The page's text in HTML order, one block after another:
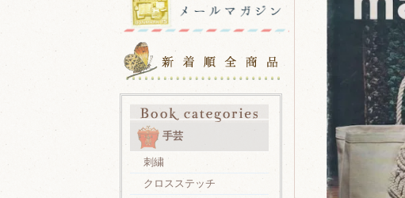
手芸
刺繍
クロスステッチ